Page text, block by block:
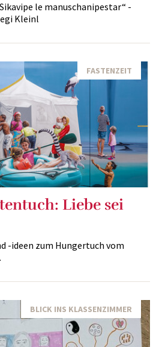
le manuschanipestar“ -
Kleinl
FASTENZEIT
Liebe sei
-ideen zum Hungertuch vom
BLICK INS KLASSENZIMMER